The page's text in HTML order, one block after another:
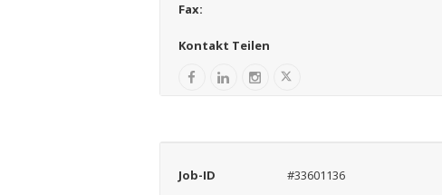
Fax:
Kontakt Teilen
Job-ID #33601136